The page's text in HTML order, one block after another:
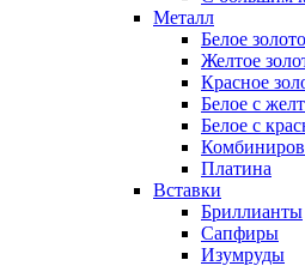
Металл
Белое золото
Желтое
Красное
Белое с
Белое с
Платина
Вставки
Бриллианты
Сапфиры
Изумруды